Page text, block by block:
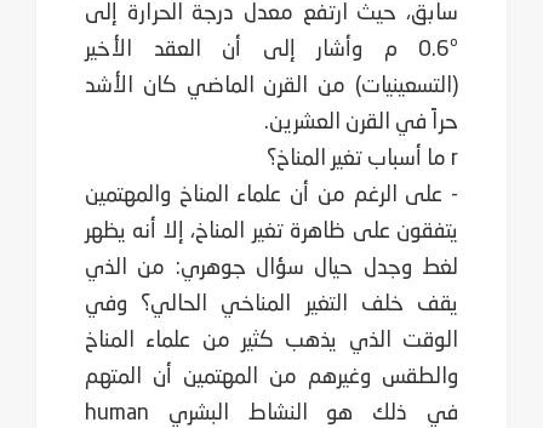
سابق، حيث ارتفع معدل درجة الحرارة إلى
0.6º م وأشار إلى أن العقد الأخير
(التسعينيات) من القرن الماضي كان الأشد
حراً في القرن العشرين.
- على الرغم من أن علماء المناخ والمهتمين
يتفقون على ظاهرة تغير المناخ، إلا أنه يظهر
لغط وجدل حيال سؤال جوهري: من الذي
يقف خلف التغير المناخي الحالي؟ وفي
الوقت الذي يذهب كثير من علماء المناخ
والطقس وغيرهم من المهتمين أن المتهم
في ذلك هو النشاط البشري human